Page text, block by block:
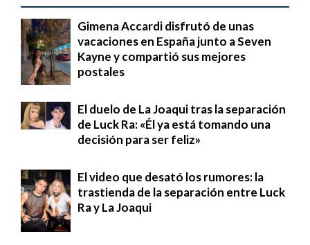
Gimena Accardi disfrutó de unas
vacaciones en España junto a Seven
Kayne y compartió sus mejores
postales
El duelo de La Joaqui tras la separación
de Luck Ra: «Él ya está tomando una
decisión para ser feliz»
El video que desató los rumores: la
trastienda de la separación entre Luck
Ra y La Joaqui